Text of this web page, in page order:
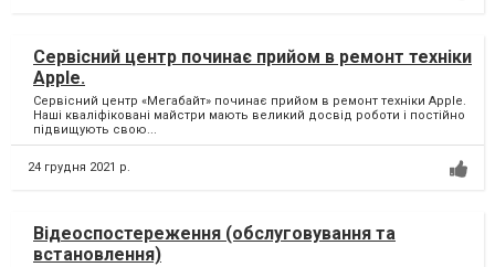
Сервісний центр починає прийом в ремонт техніки
Apple.
Сервісний центр «Мегабайт» починає прийом в ремонт техніки Apple.
Наші кваліфіковані майстри мають великий досвід роботи і постійно
підвищують свою...
24 грудня 2021 р.
Відеоспостереження (обслуговування та
встановлення)